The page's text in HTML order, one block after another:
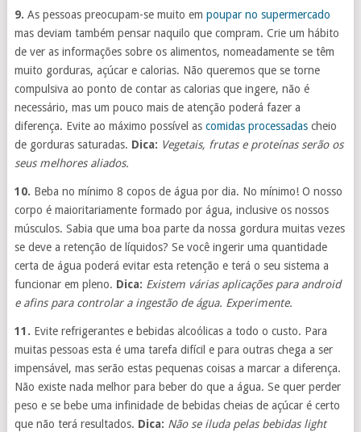
9. As pessoas preocupam-se muito em poupar no supermercado
mas deviam também pensar naquilo que compram. Crie um hábito
de ver as informações sobre os alimentos, nomeadamente se têm
muito gorduras, açúcar e calorias. Não queremos que se torne
compulsiva ao ponto de contar as calorias que ingere, não é
necessário, mas um pouco mais de atenção poderá fazer a
diferença. Evite ao máximo possível as comidas processadascheio
de gorduras saturadas. Dica: Vegetais, frutas e proteínas serão os
seus melhores aliados.
10. Beba no mínimo 8 copos de água por dia. No mínimo! O nosso
corpo é maioritariamente formado por água, inclusive os nossos
músculos. Sabia que uma boa parte da nossa gordura muitas vezes
se deve a retenção de líquidos? Se você ingerir uma quantidade
certa de água poderá evitar esta retenção e terá o seu sistema a
funcionar em pleno. Dica: Existem várias aplicações para android
e afins para controlar a ingestão de água. Experimente.
11. Evite refrigerantes e bebidas alcoólicas a todo o custo. Para
muitas pessoas esta é uma tarefa difícil e para outras chega a ser
impensável, mas serão estas pequenas coisas a marcar a diferença.
Não existe nada melhor para beber do que a água. Se quer perder
peso e se bebe uma infinidade de bebidas cheias de açúcar é certo
que não terá resultados. Dica: Não se iluda pelas bebidas light